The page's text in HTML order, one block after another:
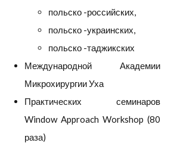
польско -российских,
польско -украинских,
польско -таджикских
Международной Академии
Микрохирургии Уха
Практических семинаров
Window Approach Workshop (80
раза)